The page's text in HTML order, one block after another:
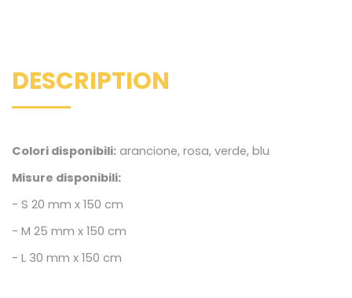
DESCRIPTION
Colori disponibili: arancione, rosa, verde, blu
Misure disponibili:
- S 20 mm x 150 cm
- M 25 mm x 150 cm
- L 30 mm x 150 cm